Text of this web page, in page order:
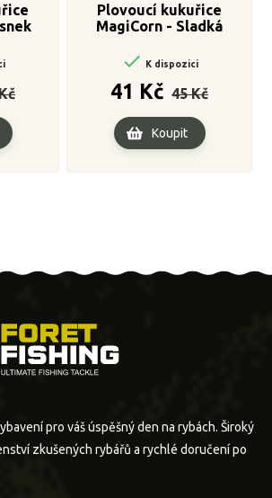
Plovoucí kukuřice
MagiCorn - Sladká
 K dispozici
41 Kč
cena
45 Kč
Koupit
pro váš úspěšný den na rybách. Široký
zkušených rybářů a rychlé doručení po